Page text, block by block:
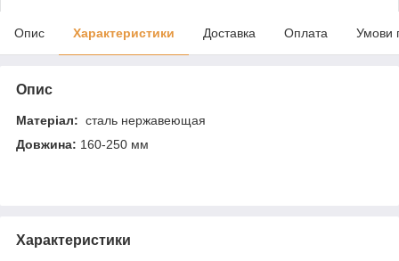
Опис Характеристики Доставка Оплата Умови
Опис
Матеріал: сталь нержавеющая
Довжина: 160-250 мм
Характеристики